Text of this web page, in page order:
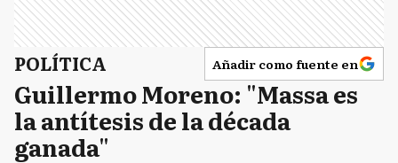
POLÍTICA Añadir como fuente en
Guillermo Moreno: "Massa es
la antítesis de la década
ganada"